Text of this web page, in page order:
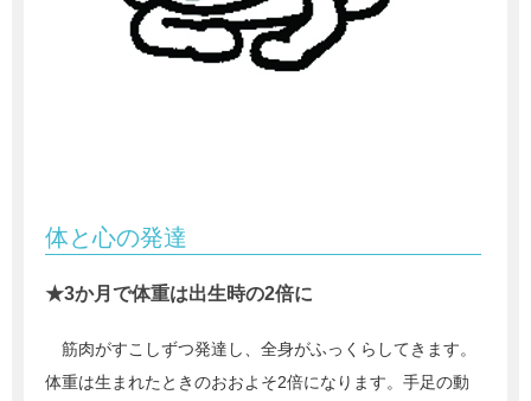
体と心の発達
★3か月で体重は出生時の2倍に
筋肉がすこしずつ発達し、全身がふっくらしてきます。
体重は生まれたときのおおよそ2倍になります。手足の動